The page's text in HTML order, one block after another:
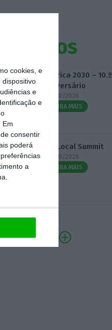
cookies, e
dispositivo
e
e
Em
consentir
poderá
a
Eventos
Fábrica 2030 – 10.º
Aniversário
14/10/2026
SAIBA MAIS
3.º Local Summit
07/10/2026
SAIBA MAIS